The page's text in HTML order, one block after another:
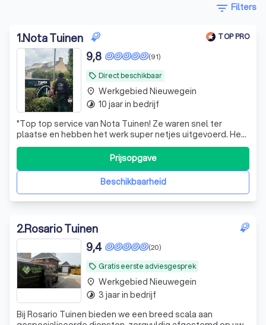
filter_list Filters
1.Nota Tuinen TOP PRO
local_offer Direct beschikbaar
(91)
9,8
"Top top service van Nota Tuinen! Ze waren snel ter
plaatse en hebben het werk super netjes uitgevoerd. Het
team bestond uit beleefde en nette mannen die duidelijk
weten wat ze doen. Zeker een aanrader!!!
Beschikbaarheid
Prijsopgave
place Werkgebied Nieuwegein
timelapse 10 jaar in bedrijf
2.Rosario Tuinen
local_offer Gratis eerste adviesgesprek
(20)
9,4
Bij Rosario Tuinen bieden we een breed scala aan
place Werkgebied Nieuwegein
timelapse 3 jaar in bedrijf